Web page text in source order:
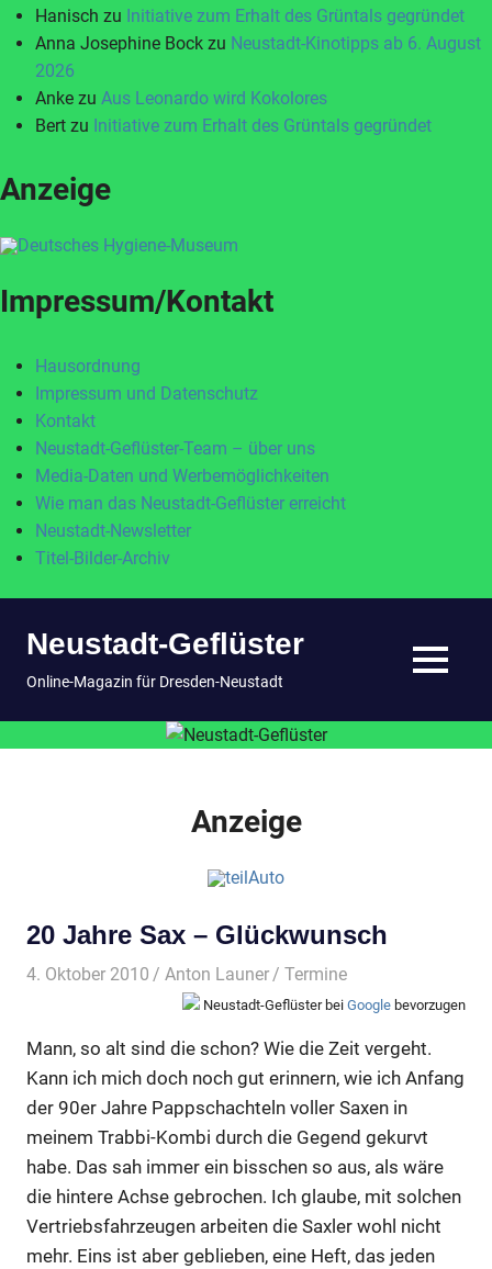
Hanisch zu Initiative zum Erhalt des Grüntals gegründet
Anna Josephine Bock zu Neustadt-Kinotipps ab 6. August
2026
Anke zu Aus Leonardo wird Kokolores
Bert zu Initiative zum Erhalt des Grüntals gegründet
Anzeige
Impressum/Kontakt
Hausordnung
Impressum und Datenschutz
Kontakt
Neustadt-Geflüster-Team – über uns
Media-Daten und Werbemöglichkeiten
Wie man das Neustadt-Geflüster erreicht
Neustadt-Newsletter
Titel-Bilder-Archiv
InhaltNeustadt-Geflüster
Online-Magazin für Dresden-Neustadt MENÜ
Anzeige
20 Jahre Sax – Glückwunsch
4. Oktober 2010 Anton Launer Termine
Neustadt-Geflüster bei Google bevorzugen
Mann, so alt sind die schon? Wie die Zeit vergeht.
Kann ich mich doch noch gut erinnern, wie ich Anfang
der 90er Jahre Pappschachteln voller Saxen in
meinem Trabbi-Kombi durch die Gegend gekurvt
habe. Das sah immer ein bisschen so aus, als wäre
die hintere Achse gebrochen. Ich glaube, mit solchen
Vertriebsfahrzeugen arbeiten die Saxler wohl nicht
mehr. Eins ist aber geblieben, eine Heft, das jeden